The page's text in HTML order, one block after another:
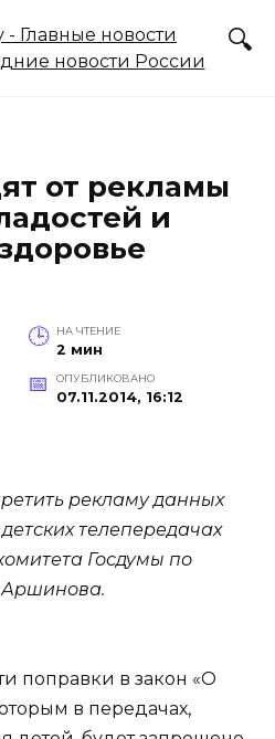
от рекламы
и
НА ЧТЕНИЕ
2 мин
ОПУБЛИКОВАНО
07.11.2014, 16:12
рекламу данных
телепередачах
Госдумы по
поправки в закон «О
в передачах,